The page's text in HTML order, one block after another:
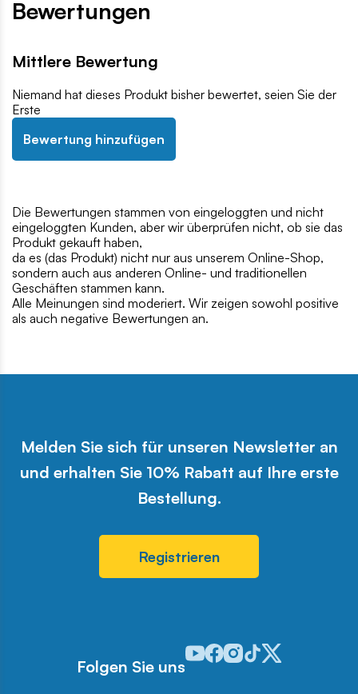
Bewertungen
Mittlere Bewertung
Niemand hat dieses Produkt bisher bewertet, seien Sie der
Erste
Bewertung hinzufügen
Die Bewertungen stammen von eingeloggten und nicht
eingeloggten Kunden, aber wir überprüfen nicht, ob sie das
Produkt gekauft haben,
da es (das Produkt) nicht nur aus unserem Online-Shop,
sondern auch aus anderen Online- und traditionellen
Geschäften stammen kann.
Alle Meinungen sind moderiert. Wir zeigen sowohl positive
als auch negative Bewertungen an.
Melden Sie sich für unseren Newsletter an
und erhalten Sie 10% Rabatt auf Ihre erste
Bestellung.
Registrieren
Folgen Sie uns
Odwiedź nasz profil w serwisie
Odwiedź nasz profil w
Odwiedź nasz profil w
Odwiedź nasz profil
Odwiedź nasz